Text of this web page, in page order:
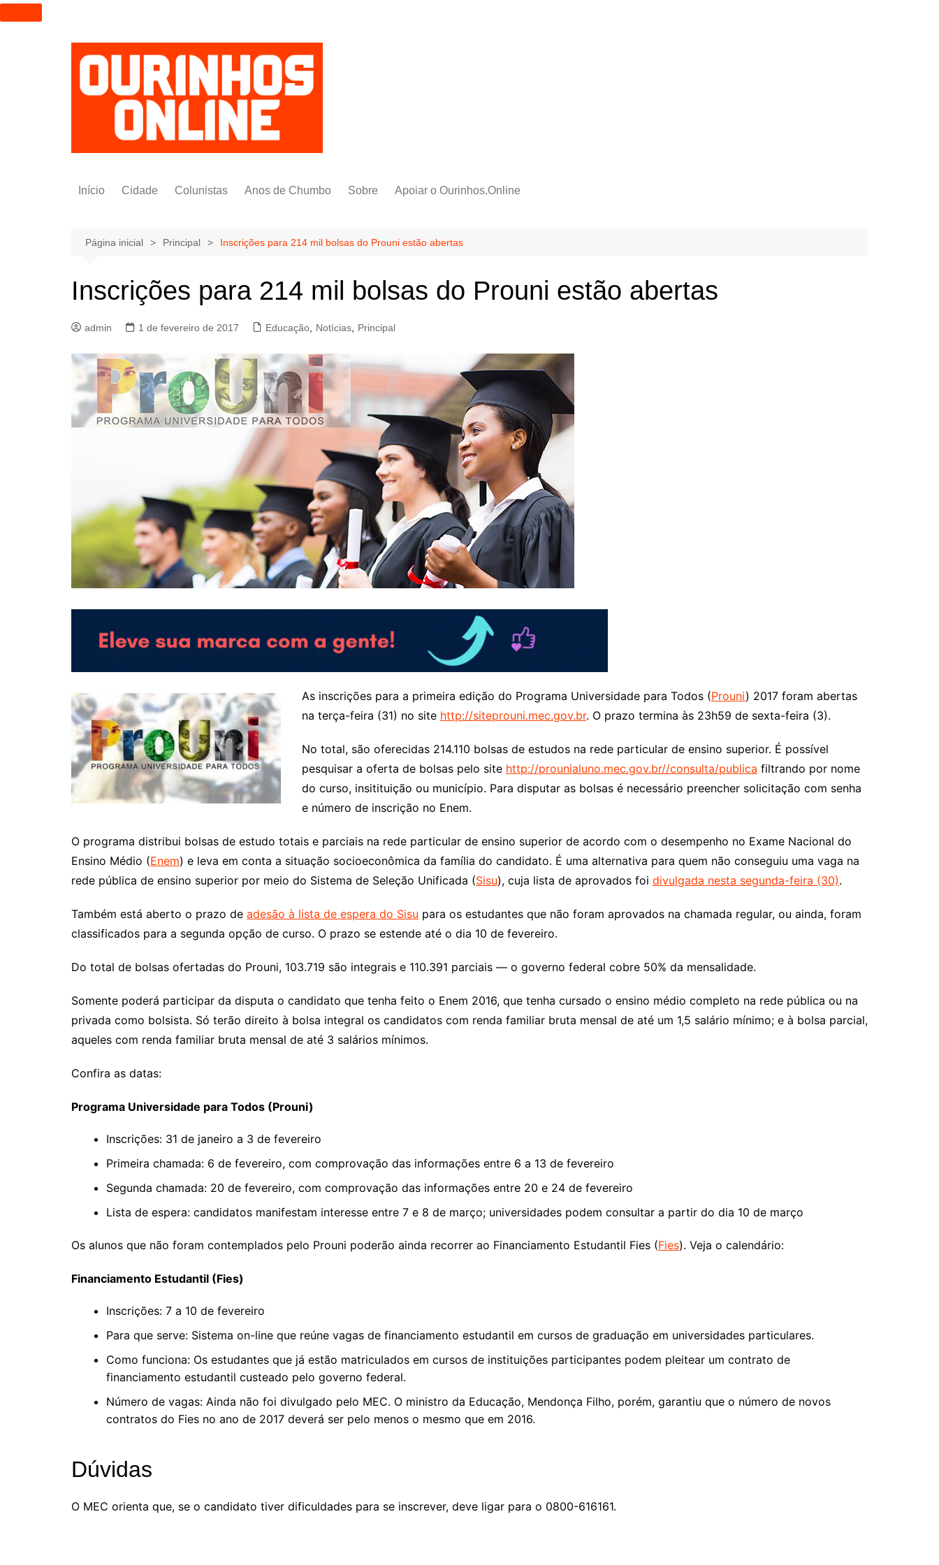
I
r
Início Cidade Colunistas
Pedro Saldida
Bruno Yashinishi
Anos de Chumbo Sobre Apoiar o Ourinhos.Online
Página inicial Principal Inscrições para 214 mil bolsas do Prouni estão abertas
Inscrições para 214 mil bolsas do Prouni estão abertas
admin 1 de fevereiro de 2017 Educação, Notícias, Principal
As inscrições para a primeira edição do Programa Universidade para Todos (Prouni) 2017 foram abertas
na terça-feira (31) no site http://siteprouni.mec.gov.br. O prazo termina às 23h59 de sexta-feira (3).
No total, são oferecidas 214.110 bolsas de estudos na rede particular de ensino superior. É possível
pesquisar a oferta de bolsas pelo site http://prounialuno.mec.gov.br//consulta/publica filtrando por nome
do curso, insitituição ou município. Para disputar as bolsas é necessário preencher solicitação com senha
e número de inscrição no Enem.
O programa distribui bolsas de estudo totais e parciais na rede particular de ensino superior de acordo com o desempenho no Exame Nacional do
Ensino Médio (Enem) e leva em conta a situação socioeconômica da família do candidato. É uma alternativa para quem não conseguiu uma vaga na
rede pública de ensino superior por meio do Sistema de Seleção Unificada (Sisu), cuja lista de aprovados foi divulgada nesta segunda-feira (30).
Também está aberto o prazo de adesão à lista de espera do Sisu para os estudantes que não foram aprovados na chamada regular, ou ainda, foram
classificados para a segunda opção de curso. O prazo se estende até o dia 10 de fevereiro.
Do total de bolsas ofertadas do Prouni, 103.719 são integrais e 110.391 parciais — o governo federal cobre 50% da mensalidade.
Somente poderá participar da disputa o candidato que tenha feito o Enem 2016, que tenha cursado o ensino médio completo na rede pública ou na
privada como bolsista. Só terão direito à bolsa integral os candidatos com renda familiar bruta mensal de até um 1,5 salário mínimo; e à bolsa parcial,
aqueles com renda familiar bruta mensal de até 3 salários mínimos.
Confira as datas:
Programa Universidade para Todos (Prouni)
Inscrições: 31 de janeiro a 3 de fevereiro
Primeira chamada: 6 de fevereiro, com comprovação das informações entre 6 a 13 de fevereiro
Segunda chamada: 20 de fevereiro, com comprovação das informações entre 20 e 24 de fevereiro
Lista de espera: candidatos manifestam interesse entre 7 e 8 de março; universidades podem consultar a partir do dia 10 de março
Os alunos que não foram contemplados pelo Prouni poderão ainda recorrer ao Financiamento Estudantil Fies (Fies). Veja o calendário:
Financiamento Estudantil (Fies)
Inscrições: 7 a 10 de fevereiro
Para que serve: Sistema on-line que reúne vagas de financiamento estudantil em cursos de graduação em universidades particulares.
Como funciona: Os estudantes que já estão matriculados em cursos de instituições participantes podem pleitear um contrato de
financiamento estudantil custeado pelo governo federal.
Número de vagas: Ainda não foi divulgado pelo MEC. O ministro da Educação, Mendonça Filho, porém, garantiu que o número de novos
contratos do Fies no ano de 2017 deverá ser pelo menos o mesmo que em 2016.
Dúvidas
O MEC orienta que, se o candidato tiver dificuldades para se inscrever, deve ligar para o 0800-616161.